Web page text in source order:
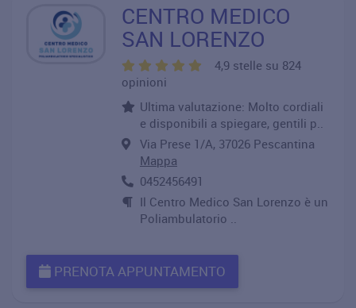
CENTRO MEDICO
SAN LORENZO
4,9 stelle su 824
opinioni
Ultima valutazione: Molto cordiali
e disponibili a spiegare, gentili p..
Via Prese 1/A, 37026 Pescantina
Mappa
0452456491
Il Centro Medico San Lorenzo è un
Poliambulatorio ..
PRENOTA APPUNTAMENTO